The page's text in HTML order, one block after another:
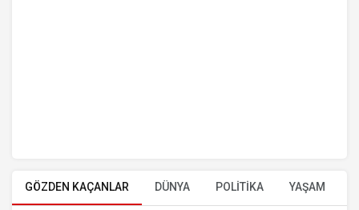
GÖZDEN KAÇANLAR DÜNYA POLİTİKA YAŞAM